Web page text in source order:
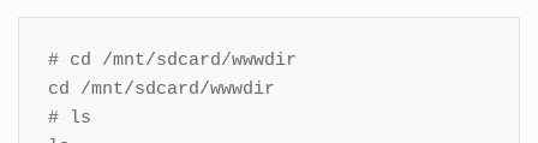
# cd /mnt/sdcard/wwwdir
cd /mnt/sdcard/wwwdir
# ls